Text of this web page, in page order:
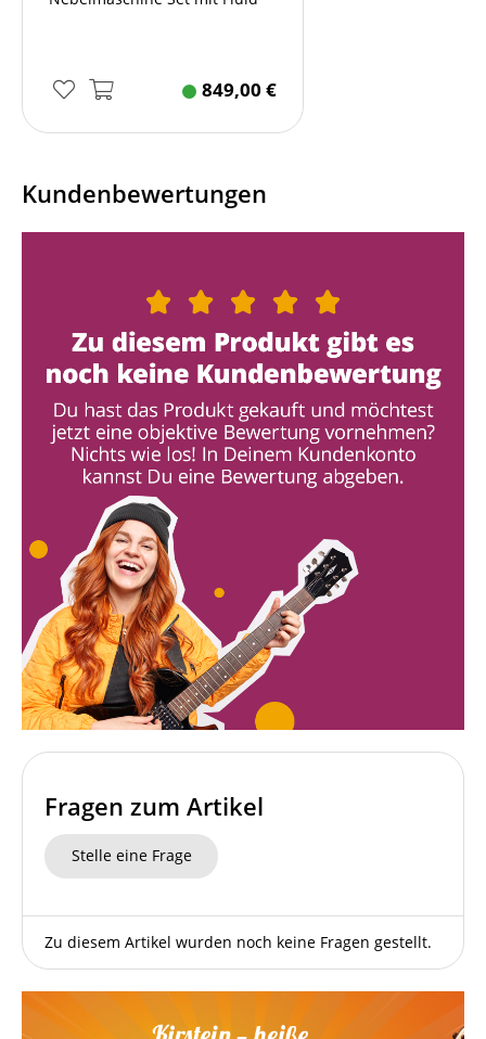
849,00 €
Kundenbewertungen
Fragen zum Artikel
Stelle eine Frage
Zu diesem Artikel wurden noch keine Fragen gestellt.